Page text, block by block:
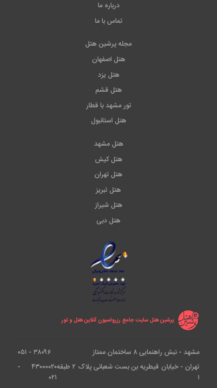
درباره ما
تماس با ما
مجله پرشین هتل
هتل اصفهان
هتل یزد
هتل قشم
تور مشهد با قطار
هتل استانبول
هتل مشهد
هتل کیش
هتل تهران
هتل تبریز
هتل شیراز
هتل دبی
پرشین هتل سایت جامع رزرواسیون آنلاین هتل و تور
مشهد - نبش راهنمایی ۸ ساختمان ممتاز
۳۸۰۹۶ - ۰۵۱
تهران - خیابان قیطریه بن بست شعبانی پلاک ۲ طبقه
۱
۴۳۰۰۰۰۲۰ -
۰۲۱